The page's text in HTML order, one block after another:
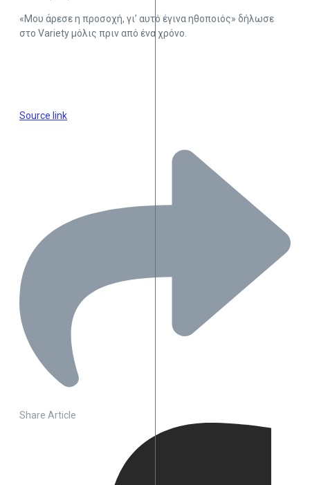
«Μου άρεσε η προσοχή, γι’ αυτό έγινα ηθοποιός» δήλωσε
στο Variety μόλις πριν από ένα χρόνο.
Source link
Share Article